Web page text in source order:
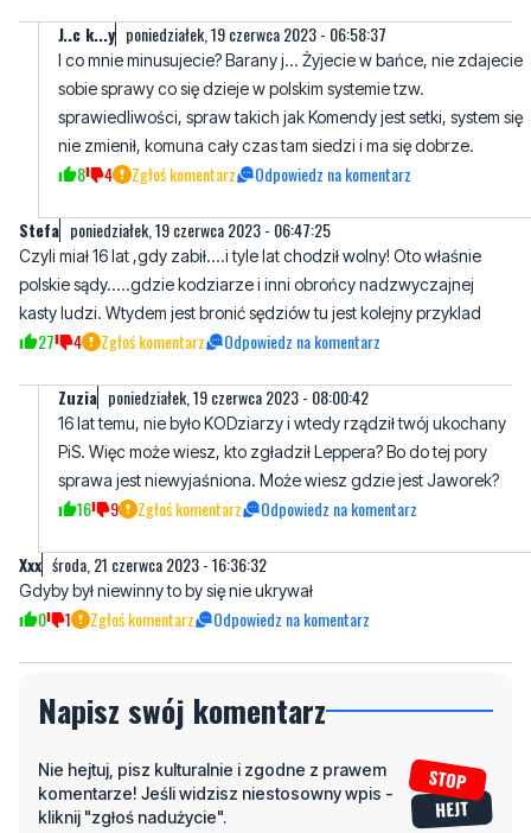
J..c k...y poniedziałek, 19 czerwca 2023 - 06:58:37
I co mnie minusujecie? Barany j... Żyjecie w bańce, nie zdajecie
sobie sprawy co się dzieje w polskim systemie tzw.
sprawiedliwości, spraw takich jak Komendy jest setki, system się
nie zmienił, komuna cały czas tam siedzi i ma się dobrze.
8 4 Zgłoś komentarz Odpowiedz na komentarz
Stefa poniedziałek, 19 czerwca 2023 - 06:47:25
Czyli miał 16 lat ,gdy zabił....i tyle lat chodził wolny! Oto właśnie
polskie sądy.....gdzie kodziarze i inni obrońcy nadzwyczajnej
kasty ludzi. Wtydem jest bronić sędziów tu jest kolejny przyklad
27 4 Zgłoś komentarz Odpowiedz na komentarz
Zuzia poniedziałek, 19 czerwca 2023 - 08:00:42
16 lat temu, nie było KODziarzy i wtedy rządził twój ukochany
PiS. Więc może wiesz, kto zgładził Leppera? Bo do tej pory
sprawa jest niewyjaśniona. Może wiesz gdzie jest Jaworek?
16 9 Zgłoś komentarz Odpowiedz na komentarz
Xxx środa, 21 czerwca 2023 - 16:36:32
Gdyby był niewinny to by się nie ukrywał
0 1 Zgłoś komentarz Odpowiedz na komentarz
Napisz swój komentarz
Nie hejtuj, pisz kulturalnie i zgodne z prawem
komentarze! Jeśli widzisz niestosowny wpis -
kliknij "zgłoś nadużycie".